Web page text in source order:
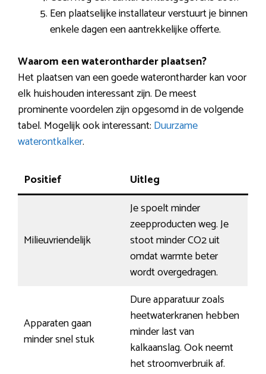
Een plaatselijke installateur verstuurt je binnen
enkele dagen een aantrekkelijke offerte.
Waarom een waterontharder plaatsen?
Het plaatsen van een goede waterontharder kan voor
elk huishouden interessant zijn. De meest
prominente voordelen zijn opgesomd in de volgende
tabel. Mogelijk ook interessant: Duurzame
waterontkalker.
Positief Uitleg
Milieuvriendelijk
Je spoelt minder
zeepproducten weg. Je
stoot minder CO2 uit
omdat warmte beter
wordt overgedragen.
Apparaten gaan
minder snel stuk
Dure apparatuur zoals
heetwaterkranen hebben
minder last van
kalkaanslag. Ook neemt
het stroomverbruik af.